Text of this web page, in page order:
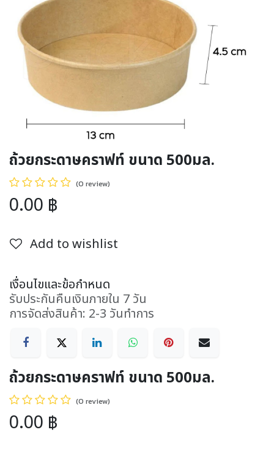
ถ้วยกระดาษคราฟท์ ขนาด 500มล.
(0 review)
0.00 ฿
Add to wishlist
เงื่อนไขและข้อกำหนด
รับประกันคืนเงินภายใน 7 วัน
การจัดส่งสินค้า: 2-3 วันทำการ
ถ้วยกระดาษคราฟท์ ขนาด 500มล.
(0 review)
0.00 ฿